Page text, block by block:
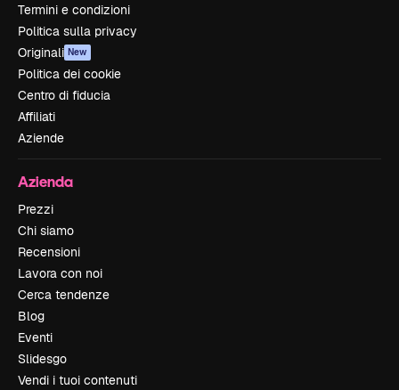
Termini e condizioni
Politica sulla privacy
Originali New
Politica dei cookie
Centro di fiducia
Affiliati
Aziende
Azienda
Prezzi
Chi siamo
Recensioni
Lavora con noi
Cerca tendenze
Blog
Eventi
Slidesgo
Vendi i tuoi contenuti